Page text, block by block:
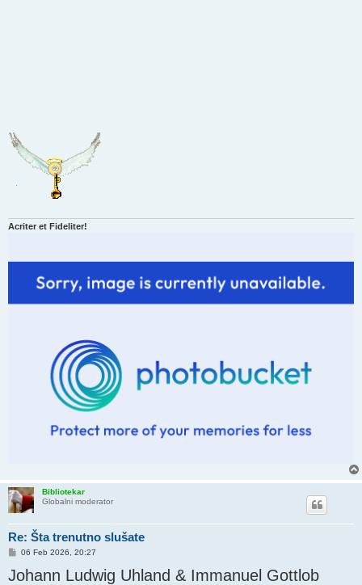
Acriter et Fideliter!
Bibliotekar
Globalni moderator
Re: Šta trenutno slušate
P
s
t
06 Feb 2026, 20:27
Johann Ludwig Uhland & Immanuel Gottlob